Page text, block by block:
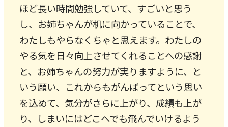
ほど長い時間勉強していて、すごいと思う
し、お姉ちゃんが机に向かっていることで、
わたしもやらなくちゃと思えます。わたしの
やる気を日々向上させてくれることへの感謝
と、お姉ちゃんの努力が実りますように、と
いう願い、これからもがんばってという思い
を込めて、気分がさらに上がり、成績も上が
り、しまいにはどこへでも飛んでいけるよう